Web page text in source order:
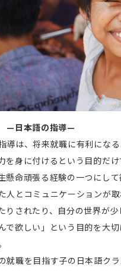
—日本語の指導—
導は、将来就職に有利にな
を身に付けるという目的だ
懸命頑張る経験の一つにし
人とコミュニケーションが
りされたり、自分の世界が少
で欲しい」という目的を大
就職を目指す子の日本語ク